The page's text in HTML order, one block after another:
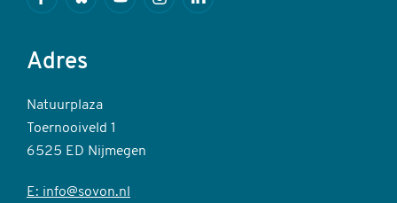
FacebookBlueskyYoutubeInstagramLinkedin
Adres
Natuurplaza
Toernooiveld 1
6525 ED Nijmegen
E: info@sovon.nl